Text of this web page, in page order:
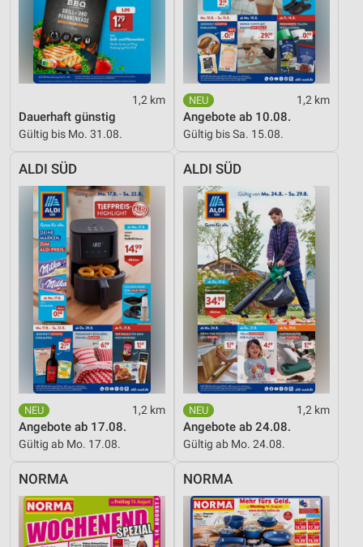
1,2 km
Dauerhaft günstig
Gültig bis Mo. 31.08.
1,2 km
Angebote ab 10.08.
Gültig bis Sa. 15.08.
ALDI SÜD
1,2 km
Angebote ab 17.08.
Gültig ab Mo. 17.08.
ALDI SÜD
1,2 km
Angebote ab 24.08.
Gültig ab Mo. 24.08.
NORMA NORMA